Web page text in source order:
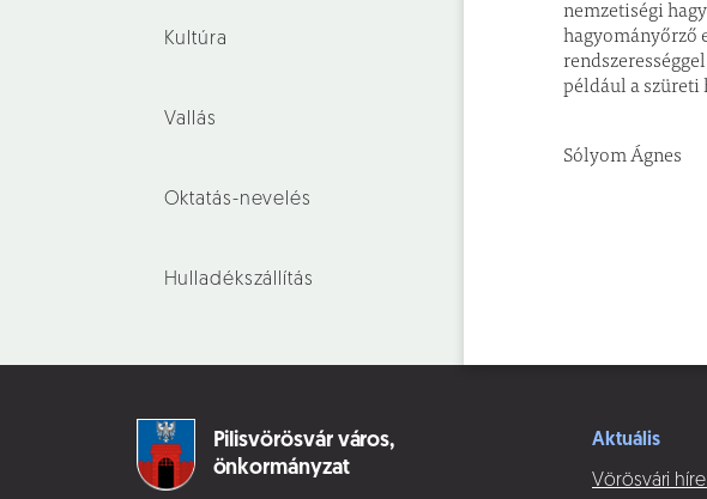
Kultúra
Vallás
Oktatás-nevelés
Hulladékszállítás
nemzetiségi
hagyományőrző
például a szüreti
Sólyom Ágnes
Pilisvörösvár város,
önkormányzat
Aktuális
Vörösvári